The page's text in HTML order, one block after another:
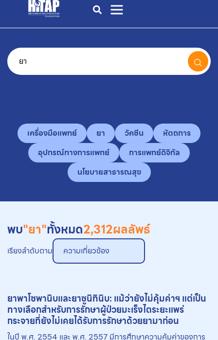
เครื่องมือแพทย์ ยา วัคซีน
หัตถการ
อุปกรณ์ทางการแพทย์
การแพทย์ดิจิทัล
นโยบายสาธารณสุข
พบ"ยา"ทั้งหมด2,312ผลลัพธ์
เรียงลำดับตาม ความเกี่ยวข้อง
ยาพาโซพานิบและยาซูนิทินิบ: แม้ว่ายังไม่คุ้มค่าฯ แต่เป็น
ทางเลือกสำหรับการรักษาผู้ป่วยมะเร็งไตระยะแพร่
กระจายที่ยังไม่เคยได้รับการรักษาด้วยยามาก่อน
ในปี พ.ศ. 2554 และ พ.ศ. 2557 มีการศึกษาความคุ้มค่าของการ